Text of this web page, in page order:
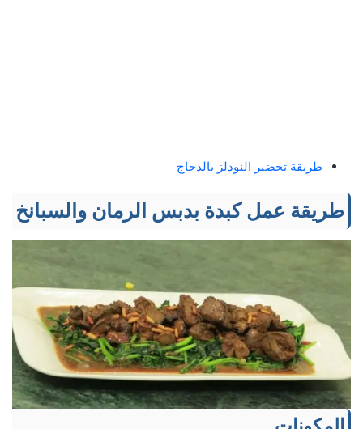
طريقة تحضير النودلز بالدجاج
طريقة عمل كبدة بدبس الرمان والسبانخ